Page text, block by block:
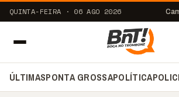
QUINTA-FEIRA · 06 AGO 2026
ÚLTIMASPONTA GROSSAPOLÍTICA